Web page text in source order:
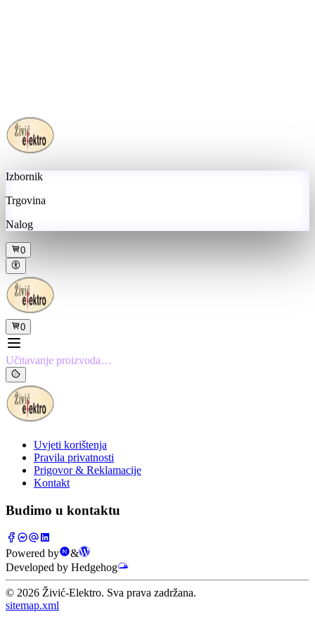
Izbornik
Trgovina
Nalog
0
0
Učitavanje proizvoda…
Uvjeti korištenja
Pravila privatnosti
Prigovor & Reklamacije
Kontakt
Budimo u kontaktu
Powered by
&
Developed by Hedgehog
© 2026 Živić-Elektro. Sva prava zadržana.
sitemap.xml